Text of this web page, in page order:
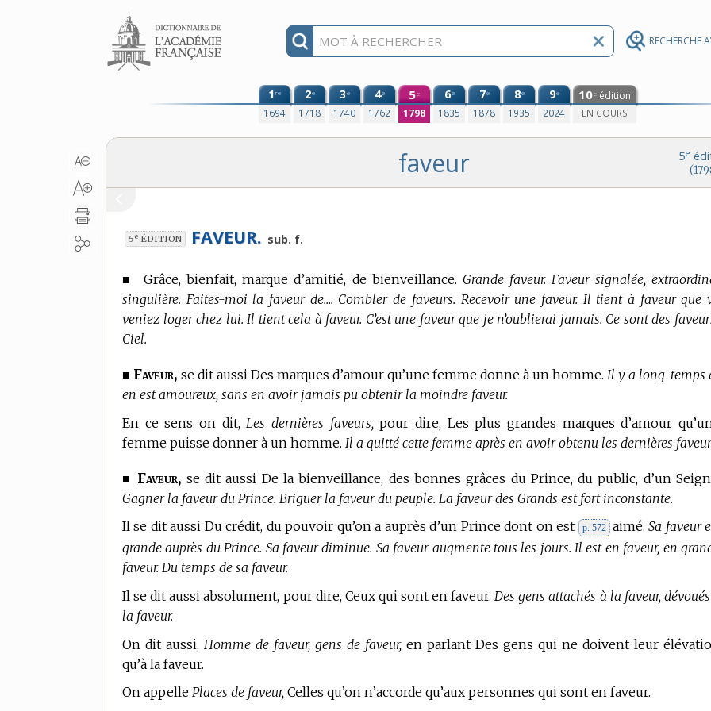
RECHERCHE
Aller au contenu
1re
1694
2e
1718
3e
1740
4e
1762
5e
1798
6e
1835
7e
1878
8e
1935
9e
2024
10e édition
EN COURS
5e
faveur
5e ÉDITION FAVEUR. sub. f.
■Grâce, bienfait, marque d’amitié, de bienveillance. Grande faveur. Faveur signalée,
singulière. Faites-moi la faveur de.... Combler de faveurs. Recevoir une faveur. Il tient à faveur que
veniez loger chez lui. Il tient cela à faveur. C’est une faveur que je n’oublierai jamais. Ce sont des
Ciel.
■Faveur, se dit aussi Des marques d’amour qu’une femme donne à un homme. Il y a long-temps
en est amoureux, sans en avoir jamais pu obtenir la moindre faveur.
En ce sens on dit, Les dernières faveurs, pour dire, Les plus grandes marques d’amour
femme puisse donner à un homme. Il a quitté cette femme après en avoir obtenu les dernières
■ Faveur, se dit aussi De la bienveillance, des bonnes grâces du Prince, du public, d’un
Gagner la faveur du Prince. Briguer la faveur du peuple. La faveur des Grands est fort inconstante.
Il se dit aussi Du crédit, du pouvoir qu’on a auprès d’un Prince dont on est
p. 572 aimé.Sa faveur
grande auprès du Prince. Sa faveur diminue. Sa faveur augmente tous les jours. Il est en faveur, en
faveur. Du temps de sa faveur.
Il se dit aussi absolument, pour dire, Ceux qui sont en faveur. Des gens attachés à la faveur,
la faveur.
On dit aussi, Homme de faveur, gens de faveur, en parlant Des gens qui ne doivent leur
qu’à la faveur.
On appelle Places de faveur, Celles qu’on n’accorde qu’aux personnes qui sont en faveur.